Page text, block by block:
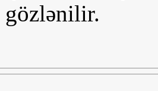
gözlənilir.